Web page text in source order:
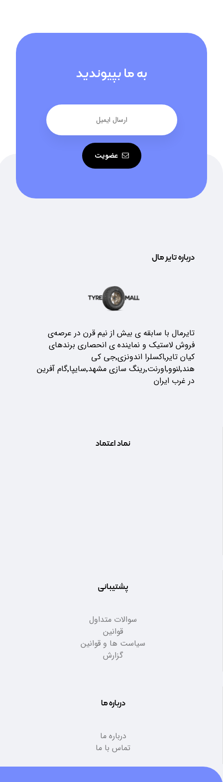
به ما بپیوندید
عضویت
درباره تایر مال
تایرمال با سابقه ی بیش از نیم قرن در عرصه‌ی
فروش لاستیک و نماینده ی انحصاری برندهای
کیان تایر٬اکسلرا اندونزی٬جی کی
هند٬لنوو٬اورنت٬رینگ سازی مشهد٬سایپا٬گام آفرین
در غرب ایران
نماد اعتماد
پشتیبانی
سوالات متداول
قوانین
سیاست ها و قوانین
گزارش
درباره ما
درباره ما
تماس با ما